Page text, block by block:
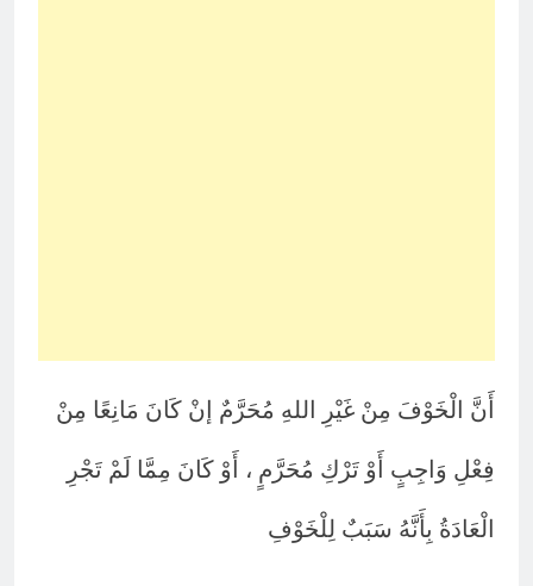
أَنَّ الْخَوْفَ مِنْ غَيْرِ اللهِ مُحَرَّمٌ إنْ كَانَ مَانِعًا مِنْ
فِعْلِ وَاجِبٍ أَوْ تَرْكِ مُحَرَّمٍ ، أَوْ كَانَ مِمَّا لَمْ تَجْرِ
الْعَادَةُ بِأَنَّهُ سَبَبٌ لِلْخَوْفِ